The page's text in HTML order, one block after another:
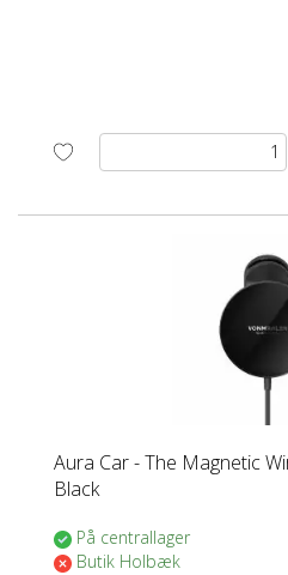
Aura Car - The Magnetic
Black
På centrallager
Butik Holbæk